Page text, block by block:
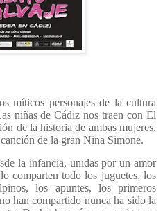
míticos personajes de la cultura
niñas de Cádiz nos traen con El
de la historia de ambas mujeres.
de la gran Nina Simone.
la infancia, unidas por un amor
comparten todo los juguetes, los
los apuntes, los primeros
han compartido nunca ha sido la